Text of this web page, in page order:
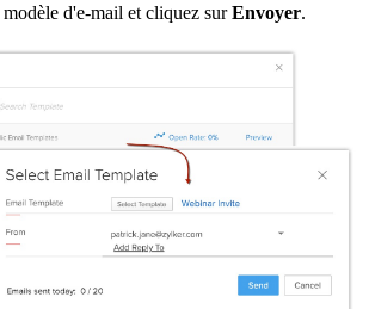
d'e-mail et cliquez surEnvoyer.